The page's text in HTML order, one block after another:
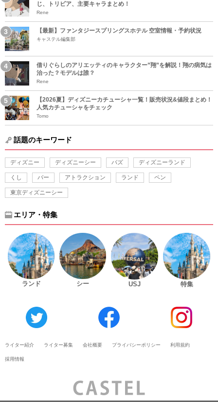
じ、トリビア、主要キャラまとめ！
Rene
【最新】ファンタジースプリングスホテル 空室情報・予約状況
キャステル編集部
借りぐらしのアリエッティのキャラクター”翔”を解説！翔の病気は
治った？モデルは誰？
Rene
【2026夏】ディズニーカチューシャ一覧！販売状況&値段まとめ！
人気カチューシャをチェック
Tomo
話題のキーワード
ディズニー ディズニーシー バズ ディズニーランド
くし バー アトラクション ランド ペン
東京ディズニーシー
エリア・特集
ランド シー USJ 特集
ライター紹介 ライター募集 会社概要 プライバシーポリシー 利用規約
採用情報